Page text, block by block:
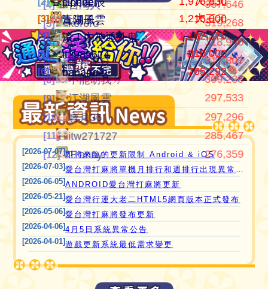
愛台灣打麻將🖥️📱適用於所有市面上大部分
瀏覽器(HTML5 遊戲)，免下載，免安裝，
現在立即點擊馬上玩😊❤️💕😘
[4] ‘見好就收’ 21,544,199
[5] Apple0613 21,240,810
[6] it2989674 17,153,255
[7] i918472090 15,620,616
[8] 青陽子 11,206,995
[9] ONTARIO歐巴桑 11,200,201
[10] it2967408 9,816,324
[11] i757724391 9,626,106
[12] i339494808 8,437,147
[4] 台灣人 94,198 (26.34%)
[5] 不能胡我ㄉ 89,171 (28.84%)
[6] 江湖風雲 86,600 (29.11%)
[7] keroro 84,163 (26.36%)
[8] 娛樂 84,058 (26.36%)
[9] 儍豬尾Q 82,050 (25.82%)
[10] 寶月36 77,572 (26.09%)
[11] tw982033 72,762 (26.70%)
[12] itw271727 72,126 (25.27%)
[4] 台灣人 357,646
[5] keroro 319,268
[6] 娛樂 318,940
[7] 儍豬尾Q 317,807
[8] 不能胡我ㄉ 309,235
[9] 江湖風雲 297,533
[10] 寶月36 297,296
[11] itw271727 285,467
[12] Ｆanny 276,359
[3] 江湖風雲 1,215,000
[4] 滾！內神通外鬼坐斃A賽金1,182,375
[5] it2989674 810,000
[6] banana毛 765,292
[3] 青陽子 大三元
[2026-07-07]即將來臨的更新限制 Android & iOS
[2026-07-03]
[2026-06-05]ANDROID愛台灣打麻將更新
[2026-05-21]愛台灣行運大老二HTML5網頁版本正式發布
[2026-05-06]愛台灣打麻將發布更新
[2026-04-06]4月5日系統異常公告
[2026-04-01]遊戲更新系統最低需求變更